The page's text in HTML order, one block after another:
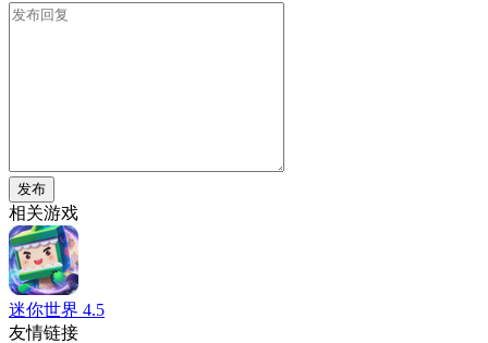
发布
相关游戏
迷你世界 4.5
友情链接